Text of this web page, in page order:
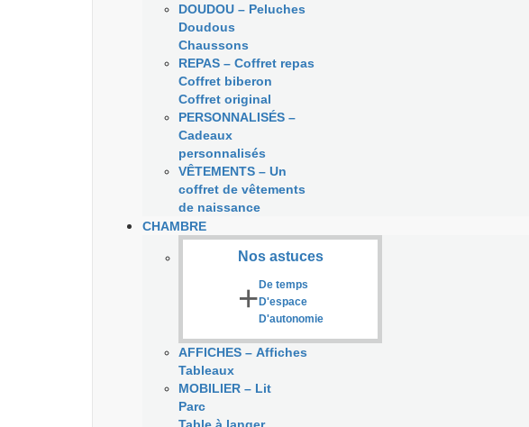
DOUDOU – Peluches
Doudous
Chaussons
REPAS – Coffret repas
Coffret biberon
Coffret original
PERSONNALISÉS –
Cadeaux
personnalisés
VÊTEMENTS – Un
coffret de vêtements
de naissance
CHAMBRE
Nos astuces
+ De temps
D'espace
D'autonomie
AFFICHES – Affiches
Tableaux
MOBILIER – Lit
Parc